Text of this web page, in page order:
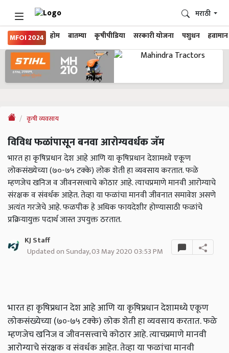
MFOI 2024 होम बातम्या कृषीपीडिया सरकारी योजना पशुधन हवामान
मराठी
कृषी व्यवसाय
विविध फळांपासून बनवा आरोग्यवर्धक जॅम
भारत हा कृषिप्रधान देश आहे आणि या कृषिप्रधान देशामध्ये एकूण
लोकसंख्येच्या (७०-७५ टक्के) लोक शेती हा व्यवसाय करतात. फळे
म्हणजेच खनिज व जीवनसत्त्वाचे कोठार आहे. त्याचप्रमाणे मानवी आरोग्याचे
संरक्षक व संवर्धक आहेत. तेव्हा या फळांचा मानवी जीवनात समावेश असणे
अत्यंत गरजेचे आहे. फळपीक हे अधिक फायदेशीर होण्यासाठी फळांचे
प्रक्रियायुक्त पदार्थ जास्त उपयुक्त ठरतात.
KJ Staff
Updated on Sunday, 03 May 2020 03:53 PM
भारत हा कृषिप्रधान देश आहे आणि या कृषिप्रधान देशामध्ये एकूण
लोकसंख्येच्या (७०-७५ टक्के) लोक शेती हा व्यवसाय करतात. फळे
म्हणजेच खनिज व जीवनसत्त्वाचे कोठार आहे. त्याचप्रमाणे मानवी
आरोग्याचे संरक्षक व संवर्धक आहेत. तेव्हा या फळांचा मानवी